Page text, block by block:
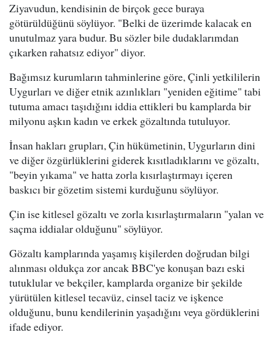
Ziyavudun, kendisinin de birçok gece buraya
götürüldüğünü söylüyor. "Belki de üzerimde kalacak en
unutulmaz yara budur. Bu sözler bile dudaklarımdan
çıkarken rahatsız ediyor" diyor.
Bağımsız kurumların tahminlerine göre, Çinli yetkililerin
Uygurları ve diğer etnik azınlıkları "yeniden eğitime" tabi
tutuma amacı taşıdığını iddia ettikleri bu kamplarda bir
milyonu aşkın kadın ve erkek gözaltında tutuluyor.
İnsan hakları grupları, Çin hükümetinin, Uygurların dini
ve diğer özgürlüklerini giderek kısıtladıklarını ve gözaltı,
"beyin yıkama" ve hatta zorla kısırlaştırmayı içeren
baskıcı bir gözetim sistemi kurduğunu söylüyor.
Çin ise kitlesel gözaltı ve zorla kısırlaştırmaların "yalan ve
saçma iddialar olduğunu" söylüyor.
Gözaltı kamplarında yaşamış kişilerden doğrudan bilgi
alınması oldukça zor ancak BBC'ye konuşan bazı eski
tutuklular ve bekçiler, kamplarda organize bir şekilde
yürütülen kitlesel tecavüz, cinsel taciz ve işkence
olduğunu, bunu kendilerinin yaşadığını veya gördüklerini
ifade ediyor.